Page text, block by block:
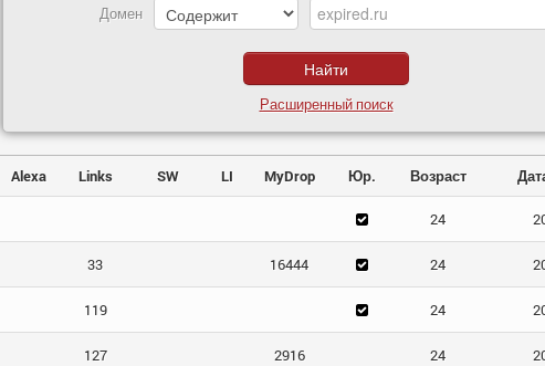
Домен
Расширенный поиск
Alexa Links SW LI MyDrop Юр. Возраст
24
33 16444 24
119 24
127 2916 24